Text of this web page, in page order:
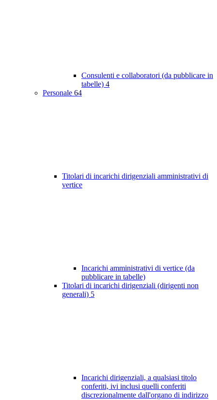
Consulenti e collaboratori (da pubblicare in
tabelle) 4
Personale 64
Titolari di incarichi dirigenziali amministrativi di
vertice
Incarichi amministrativi di vertice (da
pubblicare in tabelle)
Titolari di incarichi dirigenziali (dirigenti non
generali) 5
Incarichi dirigenziali, a qualsiasi titolo
conferiti, ivi inclusi quelli conferiti
discrezionalmente dall'organo di indirizzo